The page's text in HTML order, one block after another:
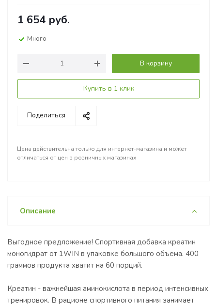
1 654 руб.
Много
В корзину
Купить в 1 клик
Поделиться
Цена действительна только для интернет-магазина и может
отличаться от цен в розничных магазинах
Описание
Выгодное предложение! Спортивная добавка креатин
моногидрат от 1WIN в упаковке большого объема. 400
граммов продукта хватит на 60 порций.
Креатин - важнейшая аминокислота в период интенсивных
тренировок. В рационе спортивного питания занимает